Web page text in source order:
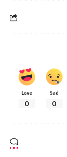
Love
0
Sad
0